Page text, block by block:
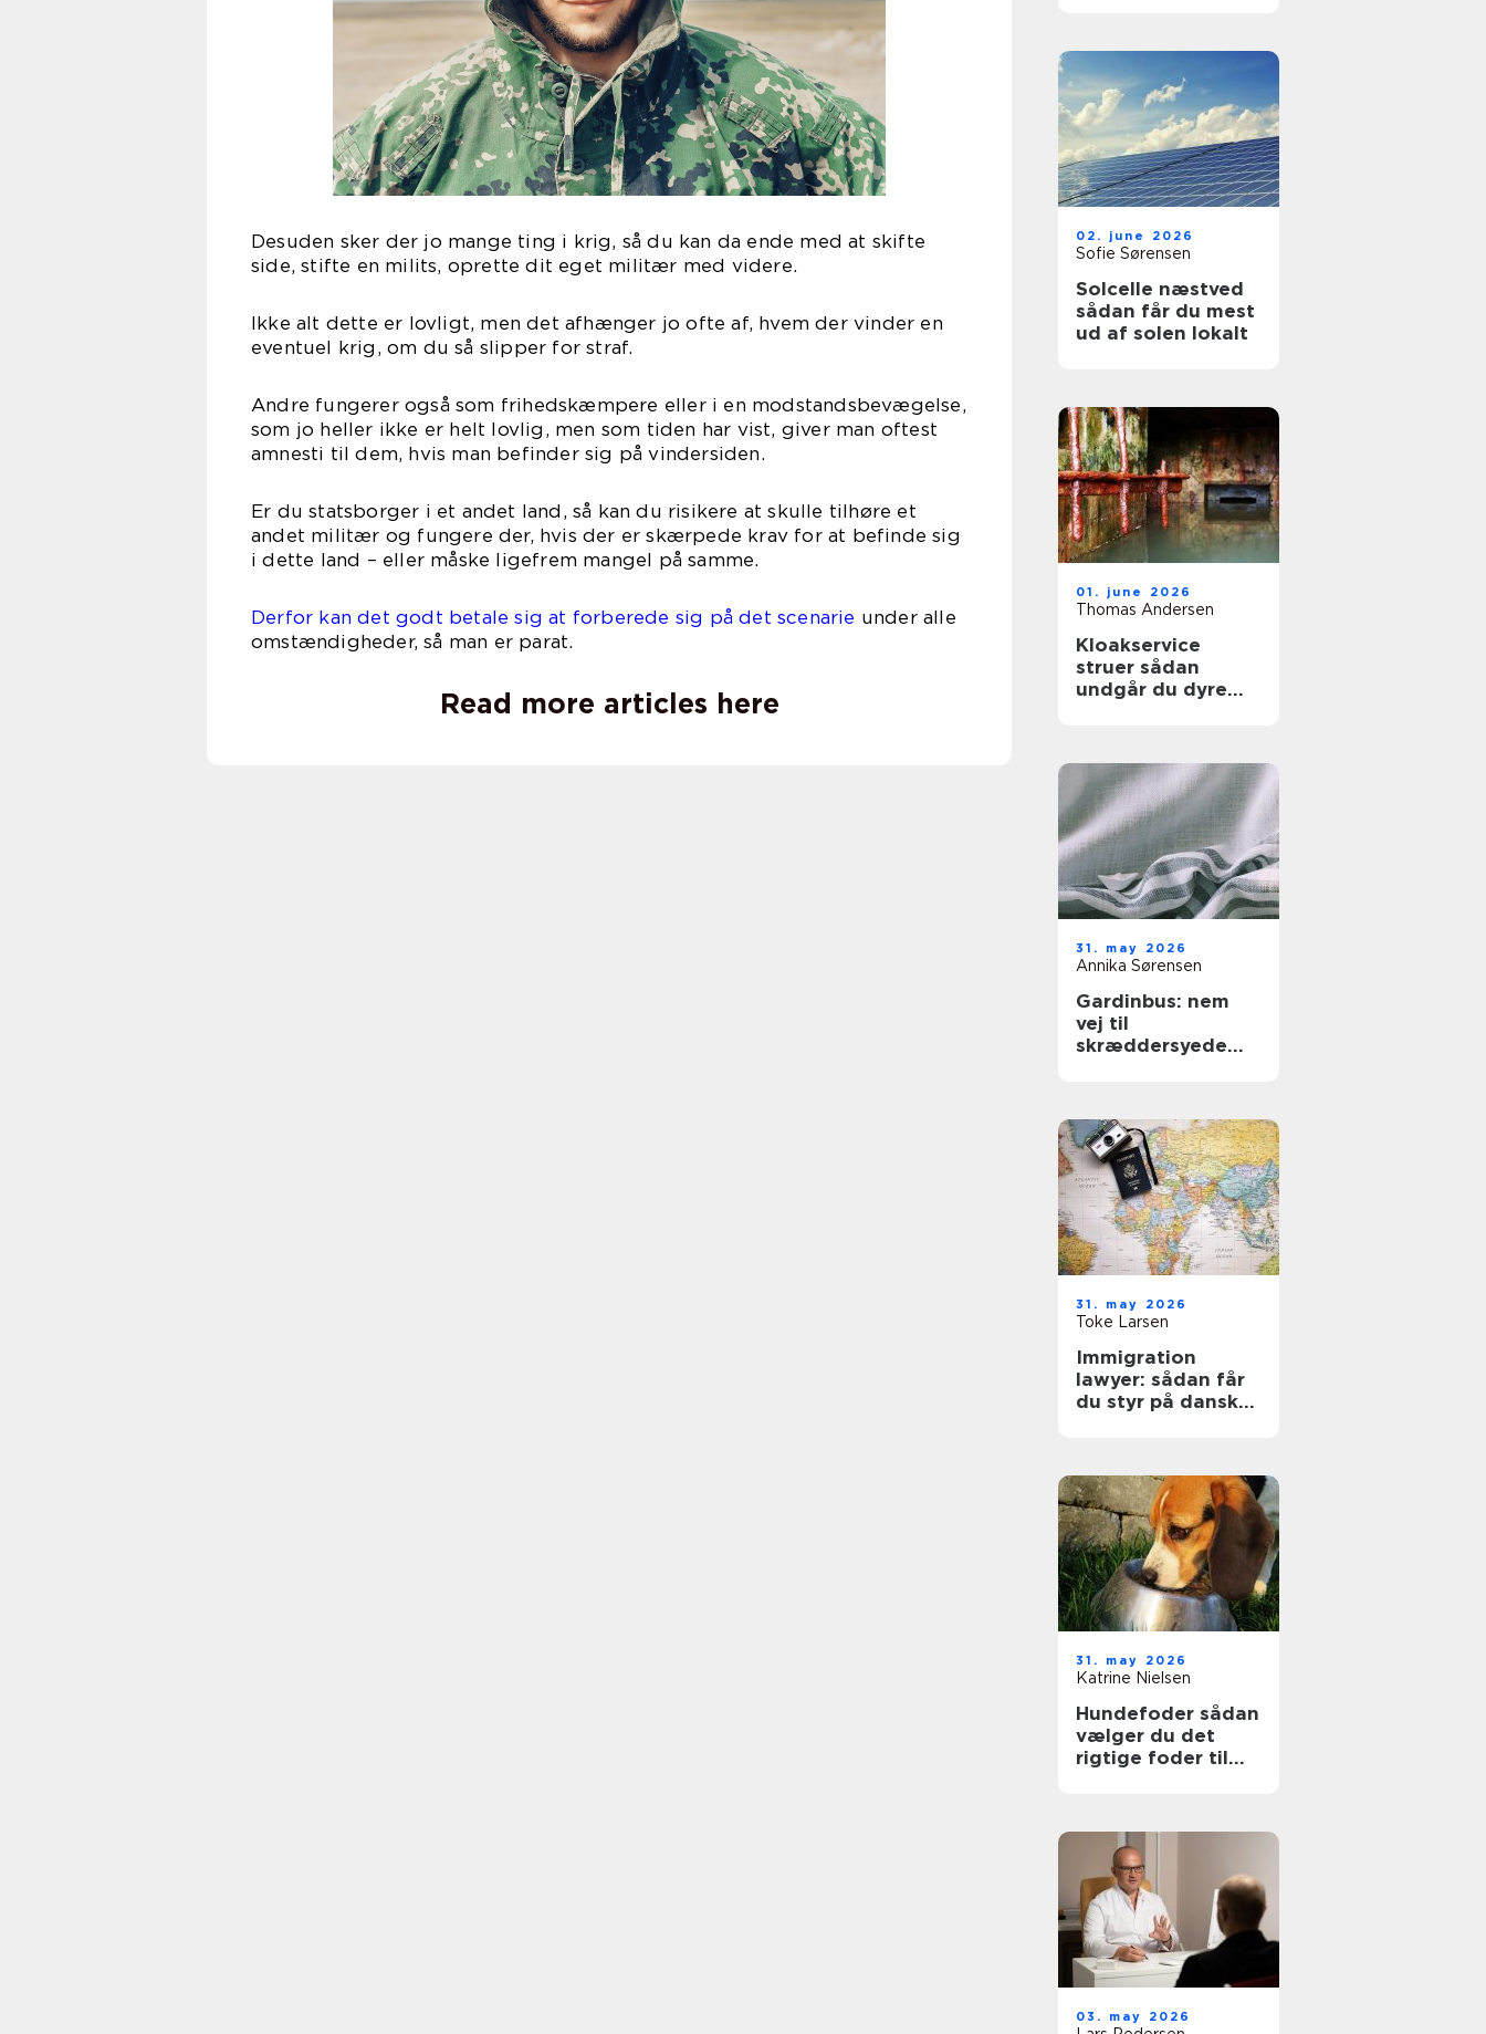
Desuden sker der jo mange ting i krig, så du kan da ende med at skifte
side, stifte en milits, oprette dit eget militær med videre.
Ikke alt dette er lovligt, men det afhænger jo ofte af, hvem der vinder en
eventuel krig, om du så slipper for straf.
Andre fungerer også som frihedskæmpere eller i en modstandsbevægelse,
som jo heller ikke er helt lovlig, men som tiden har vist, giver man oftest
amnesti til dem, hvis man befinder sig på vindersiden.
Er du statsborger i et andet land, så kan du risikere at skulle tilhøre et
andet militær og fungere der, hvis der er skærpede krav for at befinde sig
i dette land – eller måske ligefrem mangel på samme.
Derfor kan det godt betale sig at forberede sig på det scenarie under alle
omstændigheder, så man er parat.
Read more articles here
02. june 2026
Sofie Sørensen
Solcelle næstved
sådan får du mest
ud af solen lokalt
01. june 2026
Thomas Andersen
Kloakservice
struer sådan
undgår du dyre
31. may 2026
Annika Sørensen
Gardinbus: nem
vej til
skræddersyede
31. may 2026
Toke Larsen
Immigration
lawyer: sådan får
du styr på dansk
31. may 2026
Katrine Nielsen
Hundefoder sådan
vælger du det
rigtige foder til
03. may 2026